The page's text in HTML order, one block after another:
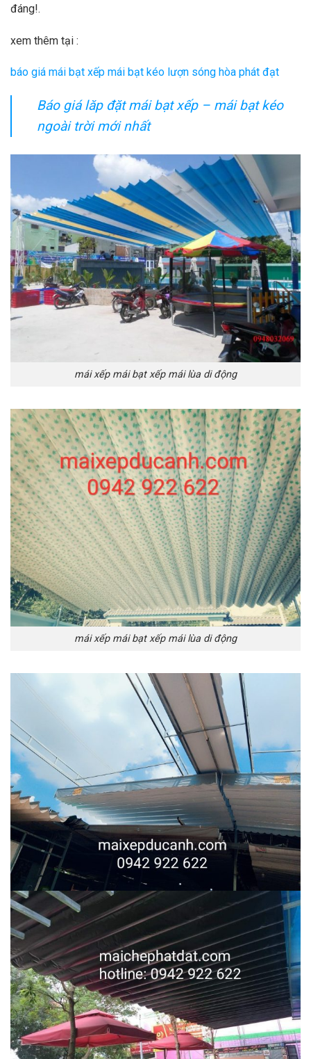
đáng!.
xem thêm tại :
báo giá mái bạt xếp mái bạt kéo lượn sóng hòa phát đạt
Báo giá lăp đặt mái bạt xếp – mái bạt kéo
ngoài trời mới nhất
mái xếp mái bạt xếp mái lùa di động
mái xếp mái bạt xếp mái lùa di động